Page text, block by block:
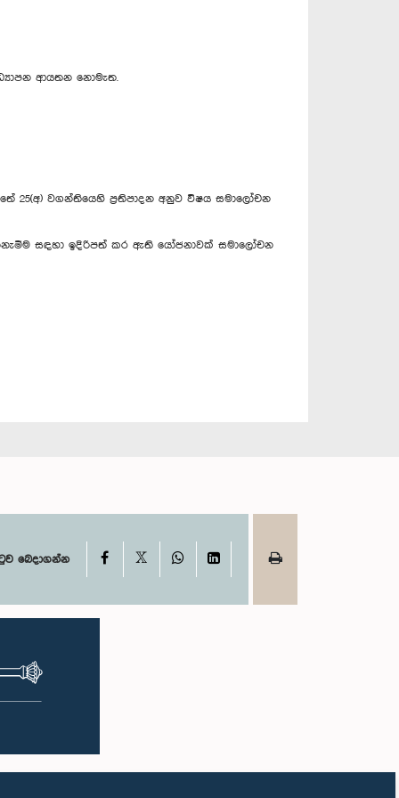
ආයතන නොමැත.
වගන්තියෙහි ප්‍රතිපාදන අනුව විෂය සමාලෝචන
සඳහා ඉදිරිපත් කර ඇති යෝජනාවක් සමාලෝචන
බෙදාගන්න Facebook WhatsAppLinkedIn